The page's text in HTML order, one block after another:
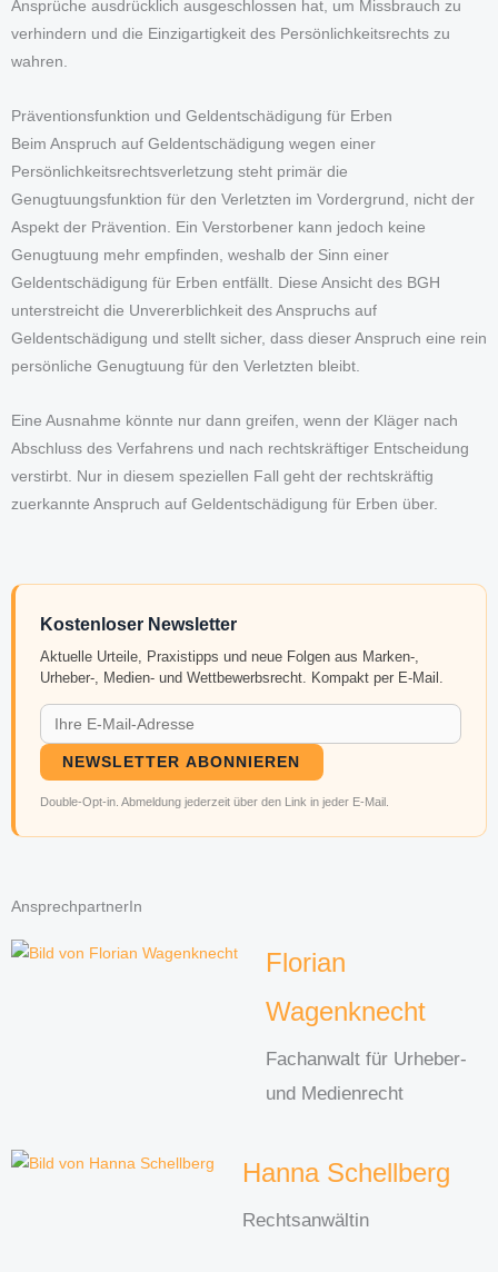
Ansprüche ausdrücklich ausgeschlossen hat, um Missbrauch zu
verhindern und die Einzigartigkeit des Persönlichkeitsrechts zu
wahren.
Präventionsfunktion und Geldentschädigung für Erben
Beim Anspruch auf Geldentschädigung wegen einer
Persönlichkeitsrechtsverletzung steht primär die
Genugtuungsfunktion für den Verletzten im Vordergrund, nicht der
Aspekt der Prävention. Ein Verstorbener kann jedoch keine
Genugtuung mehr empfinden, weshalb der Sinn einer
Geldentschädigung für Erben entfällt. Diese Ansicht des BGH
unterstreicht die Unvererblichkeit des Anspruchs auf
Geldentschädigung und stellt sicher, dass dieser Anspruch eine rein
persönliche Genugtuung für den Verletzten bleibt.
Eine Ausnahme könnte nur dann greifen, wenn der Kläger nach
Abschluss des Verfahrens und nach rechtskräftiger Entscheidung
verstirbt. Nur in diesem speziellen Fall geht der rechtskräftig
zuerkannte Anspruch auf Geldentschädigung für Erben über.
Kostenloser Newsletter
Aktuelle Urteile, Praxistipps und neue Folgen aus Marken-,
Urheber-, Medien- und Wettbewerbsrecht. Kompakt per E-Mail.
NEWSLETTER ABONNIEREN
Double-Opt-in. Abmeldung jederzeit über den Link in jeder E-Mail.
AnsprechpartnerIn
Florian
Wagenknecht
Fachanwalt für Urheber-
und Medienrecht
Hanna Schellberg
Rechtsanwältin